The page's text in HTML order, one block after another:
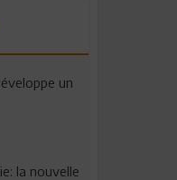
un
la nouvelle